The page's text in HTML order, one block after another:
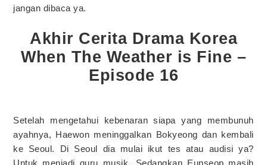
jangan dibaca ya.
Akhir Cerita Drama Korea
When The Weather is Fine –
Episode 16
Setelah mengetahui kebenaran siapa yang membunuh
ayahnya, Haewon meninggalkan Bokyeong dan kembali
ke Seoul. Di Seoul dia mulai ikut tes atau audisi ya?